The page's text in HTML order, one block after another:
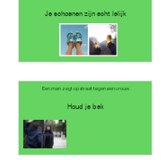
Je schoenen zijn echt lelijk
Een man zegt op straat tegen een vrouw
Houd je bek